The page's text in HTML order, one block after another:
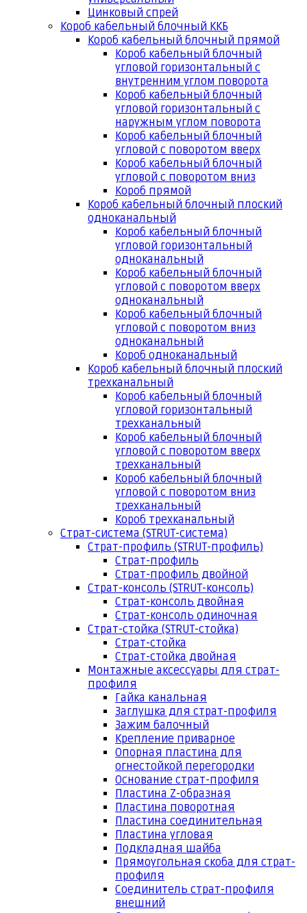
Цинковый спрей
Короб кабельный блочный ККБ
Короб кабельный блочный прямой
Короб кабельный блочный
угловой горизонтальный с
внутренним углом поворота
Короб кабельный блочный
угловой горизонтальный с
наружным углом поворота
Короб кабельный блочный
угловой с поворотом вверх
Короб кабельный блочный
угловой с поворотом вниз
Короб прямой
Короб кабельный блочный плоский
одноканальный
Короб кабельный блочный
угловой горизонтальный
одноканальный
Короб кабельный блочный
угловой с поворотом вверх
одноканальный
Короб кабельный блочный
угловой с поворотом вниз
одноканальный
Короб одноканальный
Короб кабельный блочный плоский
трехканальный
Короб кабельный блочный
угловой горизонтальный
трехканальный
Короб кабельный блочный
угловой с поворотом вверх
трехканальный
Короб кабельный блочный
угловой с поворотом вниз
трехканальный
Короб трехканальный
Страт-система (STRUT-система)
Страт-профиль (STRUT-профиль)
Страт-профиль
Страт-профиль двойной
Страт-консоль (STRUT-консоль)
Страт-консоль двойная
Страт-консоль одиночная
Страт-стойка (STRUT-стойка)
Страт-стойка
Страт-стойка двойная
Монтажные аксессуары для страт-
профиля
Гайка канальная
Заглушка для страт-профиля
Зажим балочный
Крепление приварное
Опорная пластина для
огнестойкой перегородки
Основание страт-профиля
Пластина Z-образная
Пластина поворотная
Пластина соединительная
Пластина угловая
Подкладная шайба
Прямоугольная скоба для страт-
профиля
Соединитель страт-профиля
внешний